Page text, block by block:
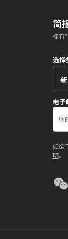
简
标有
选择
电子
如欲
明。